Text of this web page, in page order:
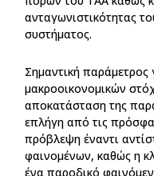
ανταγωνιστικότητας
συστήματος.
Σημαντική παράμετρος
μακροοικονομικών
αποκατάσταση της
επλήγη από τις
πρόβλεψη έναντι
φαινομένων, καθώς η
ένα παροδικό